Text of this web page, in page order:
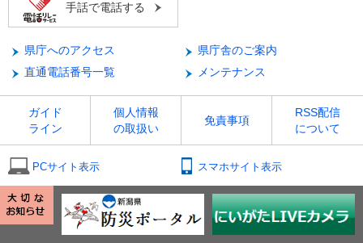
手話で電話する
県庁へのアクセス
県庁舎のご案内
直通電話番号一覧
メンテナンス
ガイド
ライン
個人情報
の取扱い
免責事項
RSS配信
について
PCサイト表示 スマホサイト表示